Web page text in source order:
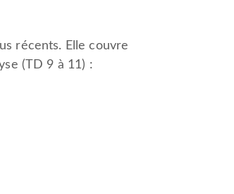
récents. Elle couvre
(TD 9 à 11) :